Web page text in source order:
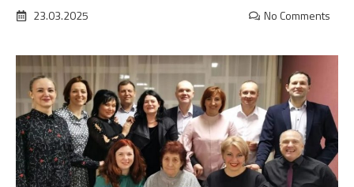
23.03.2025
No Comments